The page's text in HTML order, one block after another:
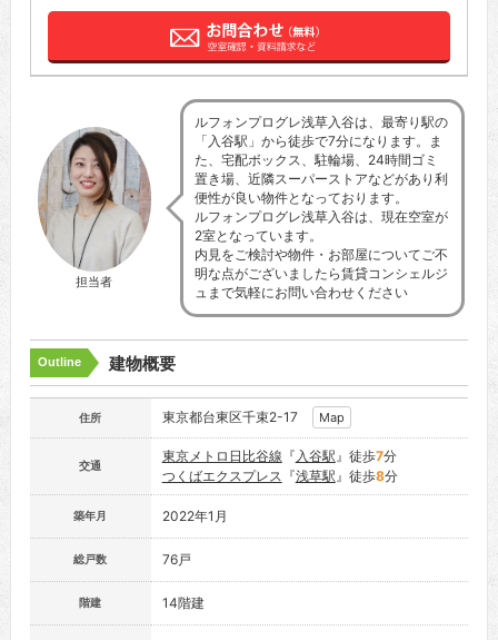
担当者
ルフォンプログレ浅草入谷は、最寄り駅の
「入谷駅」から徒歩で7分になります。ま
た、宅配ボックス、駐輪場、24時間ゴミ
置き場、近隣スーパーストアなどがあり利
便性が良い物件となっております。
ルフォンプログレ浅草入谷は、現在空室が
2室となっています。
内見をご検討や物件・お部屋についてご不
明な点がございましたら賃貸コンシェルジ
ュまで気軽にお問い合わせください
Outline 建物概要
住所 東京都台東区千束2-17 Map
交通
東京メトロ日比谷線 『 入谷駅』徒歩7分
つくばエクスプレス 『浅草駅』徒歩8分
築年月 2022年1月
総戸数 76戸
階建 14階建